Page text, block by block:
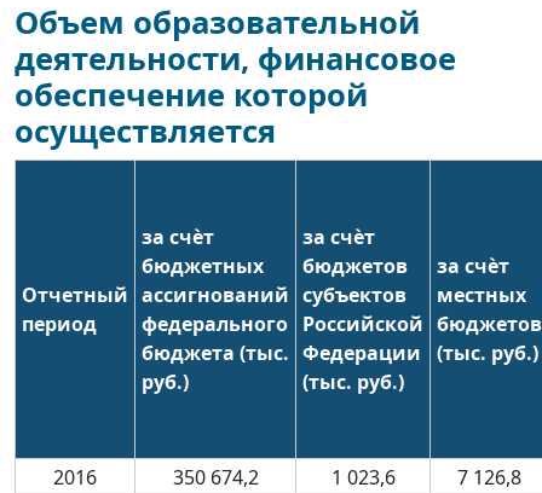
Объем образовательной
деятельности, финансовое
обеспечение которой
осуществляется
Отчетный
период
за счѐт
бюджетных
ассигнований
федерального
бюджета (тыс.
руб.)
за счѐт
бюджетов
субъектов
Российской
Федерации
(тыс. руб.)
за счѐт
местных
бюджетов
(тыс. руб.)
2016 350 674,2 1 023,6
7 126,8